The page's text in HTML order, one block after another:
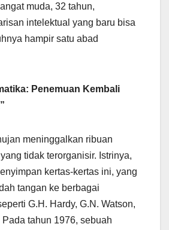
muda, 32 tahun,
intelektual yang baru bisa
hampir satu abad
Penemuan Kembali
meninggalkan ribuan
tidak terorganisir. Istrinya,
kertas-kertas ini, yang
tangan ke berbagai
G.H. Hardy, G.N. Watson,
tahun 1976, sebuah